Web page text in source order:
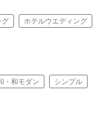
グ ホテルウエディング
・和モダン シンプル